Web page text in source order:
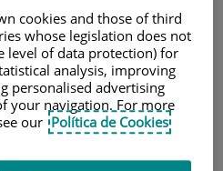
convertirse en todo un
ocasiones quien lo
tipo de solución. Más
alopecia puede ocasionar
del individuo pueden
como la depresión, el
cookies and those of third
whose legislation does not
level of data protection) for
analysis, improving
personalised advertising
your navigation. For more
our Política de Cookies